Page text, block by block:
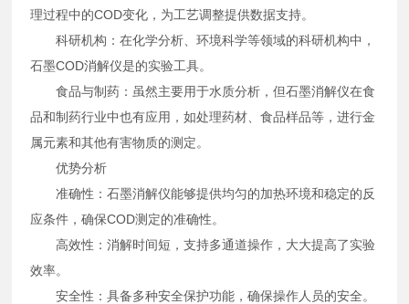
理过程中的COD变化，为工艺调整提供数据支持。
科研机构：在化学分析、环境科学等领域的科研机构中，
石墨COD消解仪是的实验工具。
食品与制药：虽然主要用于水质分析，但石墨消解仪在食
品和制药行业中也有应用，如处理药材、食品样品等，进行金
属元素和其他有害物质的测定。
优势分析
准确性：石墨消解仪能够提供均匀的加热环境和稳定的反
应条件，确保COD测定的准确性。
高效性：消解时间短，支持多通道操作，大大提高了实验
效率。
安全性：具备多种安全保护功能，确保操作人员的安全。